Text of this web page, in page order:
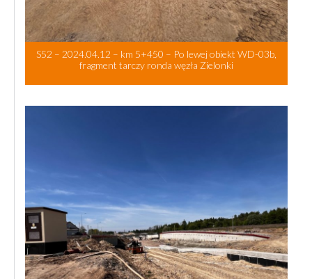
S52 – 2024.04.12 – km 5+450 – Po lewej obiekt WD-03b,
fragment tarczy ronda węzła Zielonki